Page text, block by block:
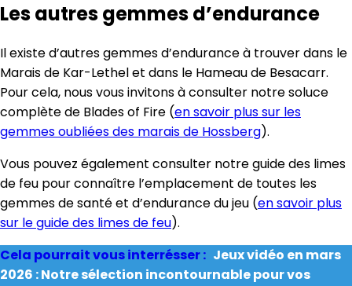
Les autres gemmes d’endurance
Il existe d’autres gemmes d’endurance à trouver dans le
Marais de Kar-Lethel et dans le Hameau de Besacarr.
Pour cela, nous vous invitons à consulter notre soluce
complète de Blades of Fire (en savoir plus sur les
gemmes oubliées des marais de Hossberg).
Vous pouvez également consulter notre guide des limes
de feu pour connaître l’emplacement de toutes les
gemmes de santé et d’endurance du jeu (en savoir plus
sur le guide des limes de feu).
Cela pourrait vous interrésser : Jeux vidéo en mars
2026 : Notre sélection incontournable pour vos